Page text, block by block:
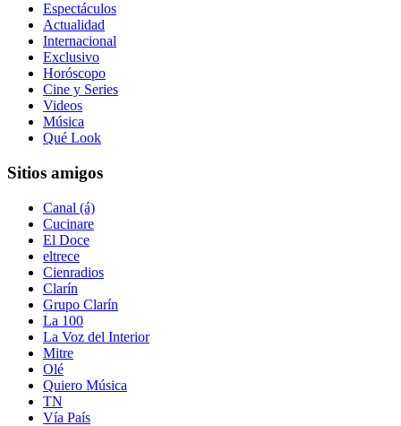
Espectáculos
Actualidad
Internacional
Exclusivo
Horóscopo
Cine y Series
Videos
Música
Qué Look
Sitios amigos
Canal (á)
Cucinare
El Doce
eltrece
Cienradios
Clarín
Grupo Clarín
La 100
La Voz del Interior
Mitre
Olé
Quiero Música
TN
Vía País